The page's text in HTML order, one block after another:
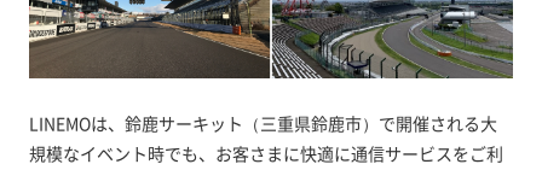
LINEMOは、鈴鹿サーキット（三重県鈴鹿市）で開催される大
規模なイベント時でも、お客さまに快適に通信サービスをご利